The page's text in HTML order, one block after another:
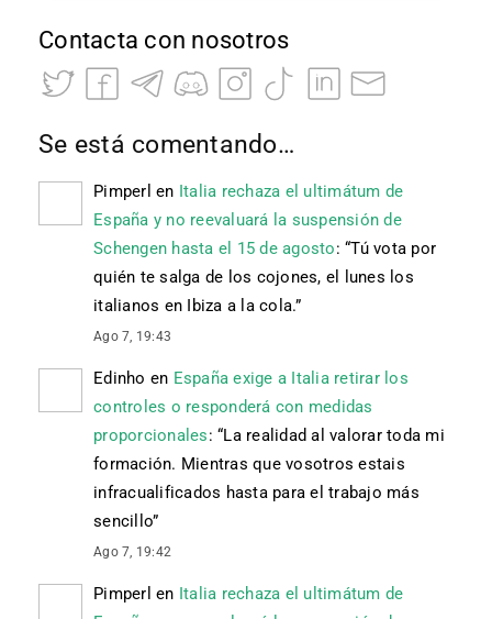
Contacta con nosotros
Se está comentando…
Pimperl en Italia rechaza el ultimátum de
España y no reevaluará la suspensión de
Schengen hasta el 15 de agosto: “Tú vota por
quién te salga de los cojones, el lunes los
italianos en Ibiza a la cola.”
Ago 7, 19:43
Edinho en España exige a Italia retirar los
controles o responderá con medidas
proporcionales: “La realidad al valorar toda mi
formación. Mientras que vosotros estais
infracualificados hasta para el trabajo más
sencillo”
Ago 7, 19:42
Pimperl en Italia rechaza el ultimátum de